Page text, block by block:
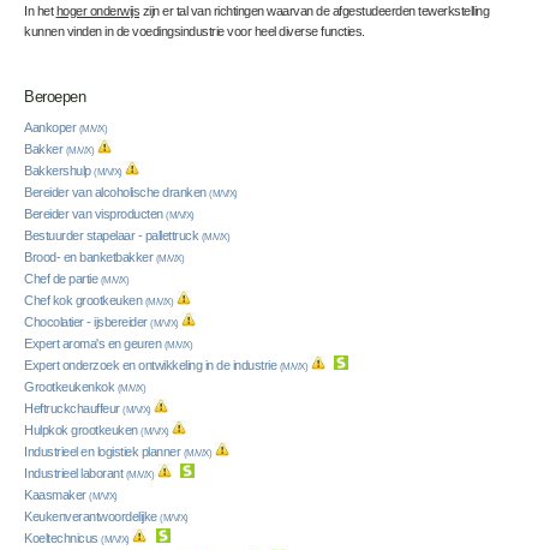
In het hoger onderwijs zijn er tal van richtingen waarvan de afgestudeerden tewerkstelling
kunnen vinden in de voedingsindustrie voor heel diverse functies.
Beroepen
Aankoper (M/V/X)
Bakker (M/V/X)
Bakkershulp (M/V/X)
Bereider van alcoholische dranken (M/V/X)
Bereider van visproducten (M/V/X)
Bestuurder stapelaar - pallettruck (M/V/X)
Brood- en banketbakker (M/V/X)
Chef de partie (M/V/X)
Chef kok grootkeuken (M/V/X)
Chocolatier - ijsbereider (M/V/X)
Expert aroma's en geuren (M/V/X)
Expert onderzoek en ontwikkeling in de industrie (M/V/X)
Grootkeukenkok (M/V/X)
Heftruckchauffeur (M/V/X)
Hulpkok grootkeuken (M/V/X)
Industrieel en logistiek planner (M/V/X)
Industrieel laborant (M/V/X)
Kaasmaker (M/V/X)
Keukenverantwoordelijke (M/V/X)
Koeltechnicus (M/V/X)